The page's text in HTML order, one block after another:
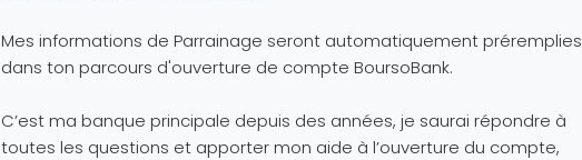
Mes informations de Parrainage seront automatiquement préremplies
dans ton parcours d'ouverture de compte BoursoBank.
C’est ma banque principale depuis des années, je saurai répondre à
toutes les questions et apporter mon aide à l’ouverture du compte,